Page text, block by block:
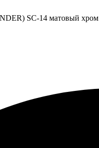
SC-14 матовый хром